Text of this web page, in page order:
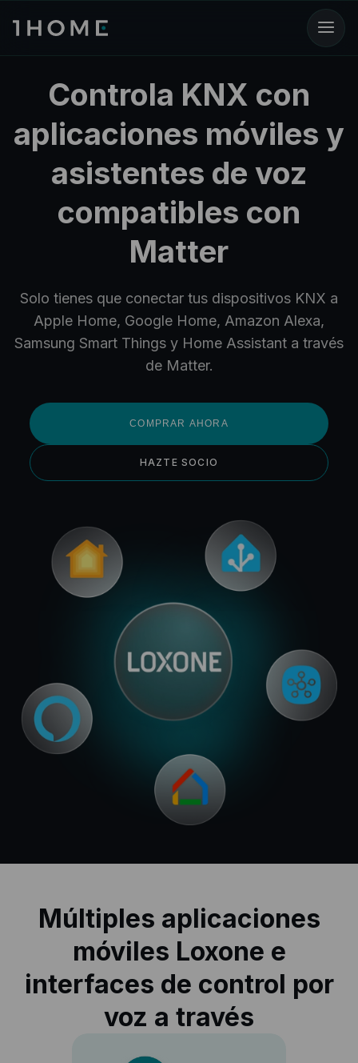
Controla KNX con
aplicaciones móviles y
asistentes de voz
compatibles con
Matter
Solo tienes que conectar tus dispositivos KNX a
Apple Home, Google Home, Amazon Alexa,
Samsung Smart Things y Home Assistant a través
de Matter.
COMPRAR AHORA
HAZTE SOCIO
Múltiples aplicaciones
móviles Loxone e
interfaces de control por
voz a través